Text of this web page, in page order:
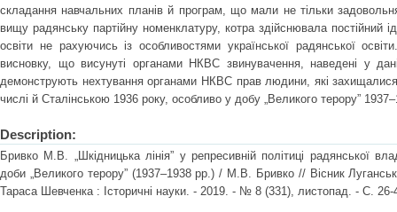
складання навчальних планів й програм, що мали не тільки
вищу радянську партійну номенклатуру, котра здійснювала постійний
освіти не рахуючись із особливостями української радянської
висновку, що висунуті органами НКВС звинувачення, наведені у
демонструють нехтування органами НКВС прав людини, які
числі й Сталінською 1936 року, особливо у добу „Великого терору”
Description:
Бривко М.В. „Шкідницька лінія” у репресивній політиці радянської
доби „Великого терору” (1937–1938 рр.) / М.В. Бривко // Вісник
Тараса Шевченка : Історичні науки. - 2019. - № 8 (331), листопад. - С. 26-